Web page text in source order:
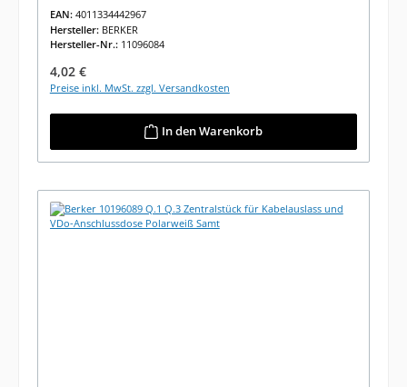
EAN: 4011334442967
Hersteller: BERKER
Hersteller-Nr.: 11096084
Regulärer Preis:
4,02 €
Preise inkl. MwSt. zzgl. Versandkosten
In den Warenkorb